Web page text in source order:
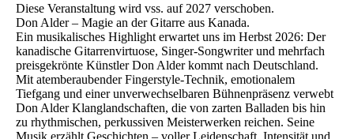
Diese Veranstaltung wird vss. auf 2027 verschoben.
Don Alder – Magie an der Gitarre aus Kanada.
Ein musikalisches Highlight erwartet uns im Herbst 2026: Der
kanadische Gitarrenvirtuose, Singer-Songwriter und mehrfach
preisgekrönte Künstler Don Alder kommt nach Deutschland.
Mit atemberaubender Fingerstyle-Technik, emotionalem
Tiefgang und einer unverwechselbaren Bühnenpräsenz verwebt
Don Alder Klanglandschaften, die von zarten Balladen bis hin
zu rhythmischen, perkussiven Meisterwerken reichen. Seine
Musik erzählt Geschichten – voller Leidenschaft, Intensität und